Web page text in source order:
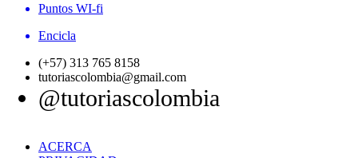
Puntos WI-fi
Encicla
(+57) 313 765 8158
tutoriascolombia@gmail.com
@tutoriascolombia
ACERCA